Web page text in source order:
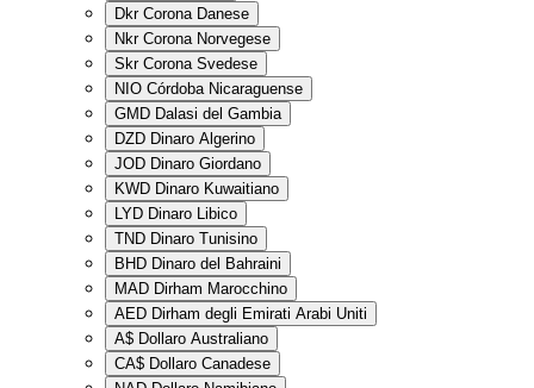
Dkr Corona Danese
Nkr Corona Norvegese
Skr Corona Svedese
NIO Córdoba Nicaraguense
GMD Dalasi del Gambia
DZD Dinaro Algerino
JOD Dinaro Giordano
KWD Dinaro Kuwaitiano
LYD Dinaro Libico
TND Dinaro Tunisino
BHD Dinaro del Bahraini
MAD Dirham Marocchino
AED Dirham degli Emirati Arabi Uniti
A$ Dollaro Australiano
CA$ Dollaro Canadese